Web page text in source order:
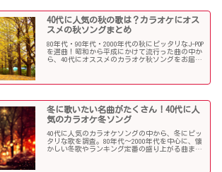
40代に人気の秋の歌は？カラオケにオス
スメの秋ソングまとめ
80年代・90年代・2000年代の秋にピッタリなJ-POP
を選曲！昭和から平成にかけて流行った曲の中か
ら、40代にオススメのカラオケ秋ソングをお届け
冬に歌いたい名曲がたくさん！40代に人
気のカラオケ冬ソング
40代に人気のカラオケソングの中から、冬にピッ
タリな歌を調査。80年代〜2000年代を中心に、懐
かしい冬歌やランキング定番の盛り上がる曲まで